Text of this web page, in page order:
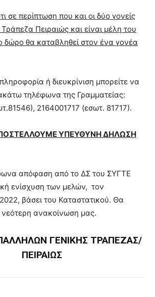
σε περίπτωση που και οι δύο γονείς
Πειραιώς και είναι μέλη του
δώρο θα καταβληθεί στον ένα γονέα
ή διευκρίνιση μπορείτε να
τηλέφωνα της Γραμματείας:
2164001717 (εσωτ. 81717).
ΥΠΕΥΘΥΝΗ ΔΗΛΩΣΗ
απόφαση από το ΔΣ του ΣΥΓΤΕ
ενίσχυση των μελών, τον
βάσει του Καταστατικού. Θα
νεότερη ανακοίνωση μας.
ΓΕΝΙΚΗΣ ΤΡΑΠΕΖΑΣ/
ΠΕΙΡΑΙΩΣ